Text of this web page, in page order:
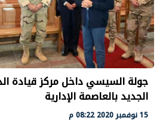
جولة السيسي داخل مركز قيادة
الجديد بالعاصمة الإدارية
15 نوفمبر 2020 08:22 م